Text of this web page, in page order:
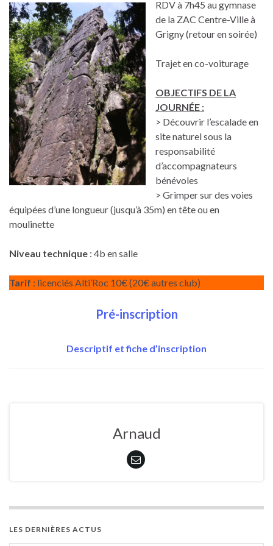
RDV à 7h45 au gymnase
de la ZAC Centre-Ville à
Grigny (retour en soirée)
Trajet en co-voiturage
OBJECTIFS DE LA
JOURNÉE :
> Découvrir l’escalade en
site naturel sous la
responsabilité
d’accompagnateurs
bénévoles
> Grimper sur des voies
équipées d’une longueur (jusqu’à 35m) en tête ou en
moulinette
Niveau technique : 4b en salle
Tarif : licenciés Alti’Roc 10€ (20€ autres club)
Pré-inscription
Descriptif et fiche d’inscription
Arnaud
LES DERNIÈRES ACTUS